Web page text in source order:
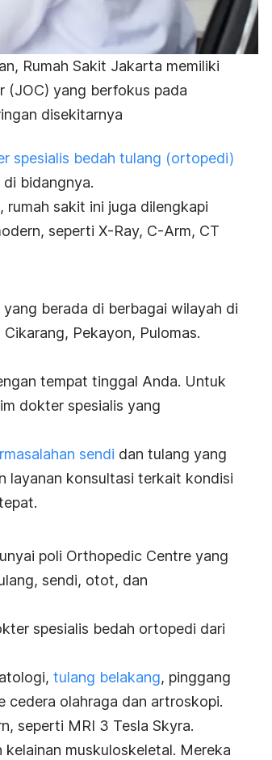
Rumah Sakit Jakarta memiliki
(JOC) yang berfokus pada
disekitarnya
spesialis bedah tulang (ortopedi)
bidangnya.
sakit ini juga dilengkapi
seperti X-Ray, C-Arm, CT
berada di berbagai wilayah di
Pekayon, Pulomas.
tempat tinggal Anda. Untuk
dokter spesialis yang
sendi dan tulang yang
layanan konsultasi terkait kondisi
poli Orthopedic Centre yang
sendi, otot, dan
spesialis bedah ortopedi dari
tulang belakang, pinggang
cedera olahraga dan artroskopi.
seperti MRI 3 Tesla Skyra.
muskuloskeletal. Mereka